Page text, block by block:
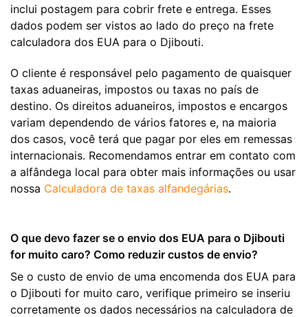
inclui postagem para cobrir frete e entrega. Esses
dados podem ser vistos ao lado do preço na frete
calculadora dos EUA para o Djibouti.
O cliente é responsável pelo pagamento de quaisquer
taxas aduaneiras, impostos ou taxas no país de
destino. Os direitos aduaneiros, impostos e encargos
variam dependendo de vários fatores e, na maioria
dos casos, você terá que pagar por eles em remessas
internacionais. Recomendamos entrar em contato com
a alfândega local para obter mais informações ou usar
nossa Calculadora de taxas alfandegárias.
O que devo fazer se o envio dos EUA para o Djibouti
for muito caro? Como reduzir custos de envio?
Se o custo de envio de uma encomenda dos EUA para
o Djibouti for muito caro, verifique primeiro se inseriu
corretamente os dados necessários na calculadora de